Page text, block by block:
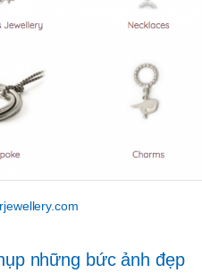
những bức ảnh đẹp